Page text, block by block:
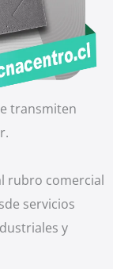
transmiten
rubro comercial
servicios
y